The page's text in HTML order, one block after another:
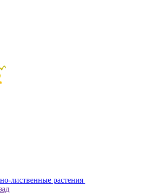
лиственные растения